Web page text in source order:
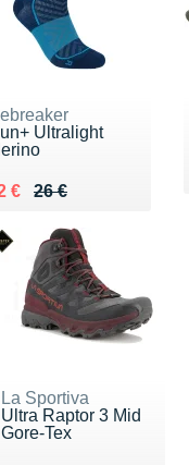
Ultralight
26 €
lieu de 26 €
€ 22 €
La Sportiva
Ultra Raptor 3 Mid
Gore-Tex